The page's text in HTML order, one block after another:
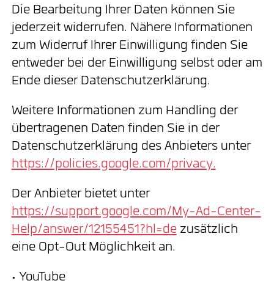
Die Bearbeitung Ihrer Daten können Sie
jederzeit widerrufen. Nähere Informationen
zum Widerruf Ihrer Einwilligung finden Sie
entweder bei der Einwilligung selbst oder am
Ende dieser Datenschutzerklärung.
Weitere Informationen zum Handling der
übertragenen Daten finden Sie in der
Datenschutzerklärung des Anbieters unter
https://policies.google.com/privacy.
Der Anbieter bietet unter
https://support.google.com/My-Ad-Center-
Help/answer/12155451?hl=dezusätzlich
eine Opt-Out Möglichkeit an.
• YouTube